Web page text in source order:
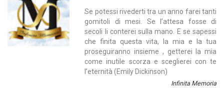
Se potessi rivederti tra un anno farei tanti
gomitoli di mesi. Se l’attesa fosse di
secoli li conterei sulla mano. E se sapessi
che finita questa vita, la mia e la tua
proseguiranno insieme , getterei la mia
come inutile scorza e sceglierei con te
l’eternità (Emily Dickinson)
Infinita Memoria